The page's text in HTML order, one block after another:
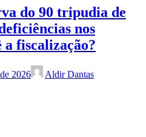
do 90 tripudia de
nos
a fiscalização?
2026 Aldir Dantas